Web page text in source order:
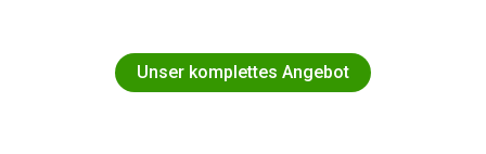
Unser komplettes Angebot